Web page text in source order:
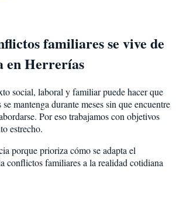
familiares se vive de
en Herrerías
social, laboral y familiar puede hacer que
mantenga durante meses sin que encuentre
Por eso trabajamos con objetivos
estrecho.
porque prioriza cómo se adapta el
conflictos familiares a la realidad cotidiana